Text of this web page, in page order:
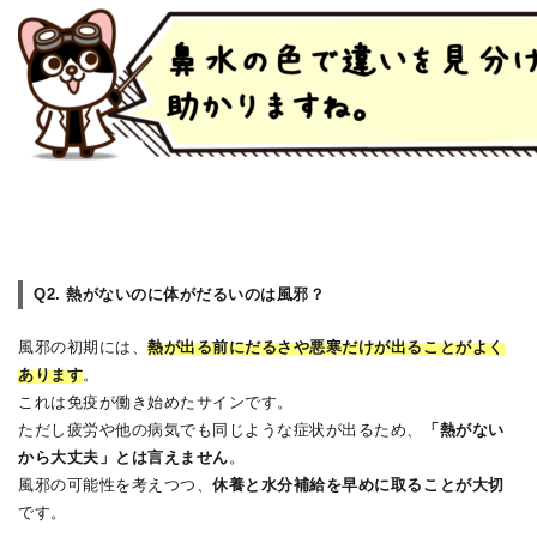
Q2. 熱がないのに体がだるいのは風邪？
風邪の初期には、熱が出る前にだるさや悪寒だけが出ることがよく
あります。
これは免疫が働き始めたサインです。
ただし疲労や他の病気でも同じような症状が出るため、
「熱がない
から大丈夫」とは言えません 。
風邪の可能性を考えつつ、休養と水分補給を早めに取ることが大切
です。